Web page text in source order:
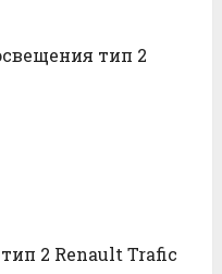
тип 2
2 Renault Trafic